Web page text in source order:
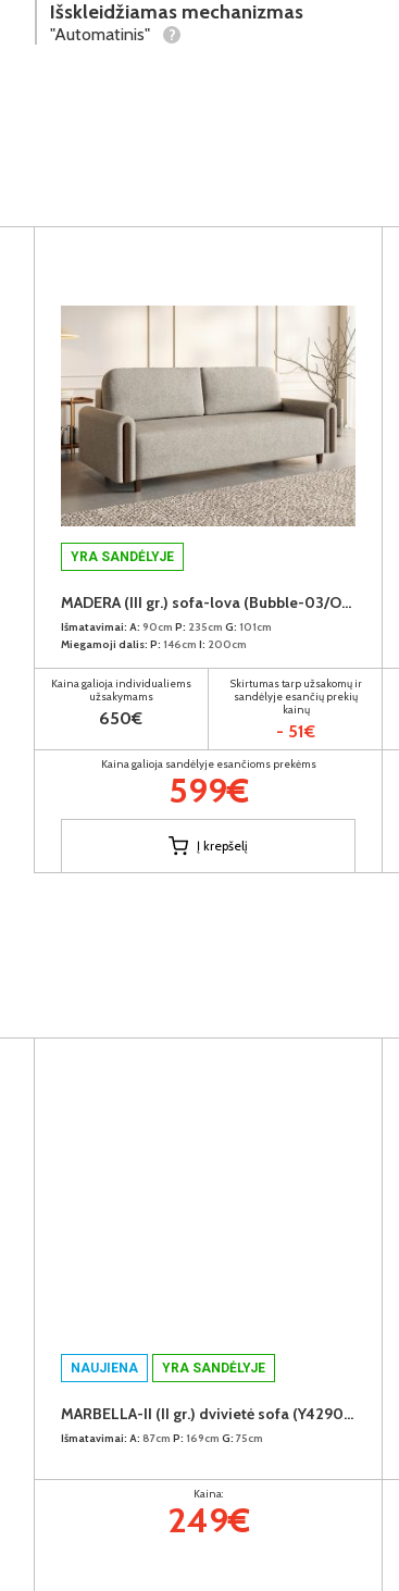
Išskleidžiamas mechanizmas
"Automatinis" ?
YRA SANDĖLYJE
MADERA (III gr.) sofa-lova (Bubble-03/Orzech)
Išmatavimai: A: 90cm P: 235cm G: 101cm
Miegamoji dalis: P: 146cm I: 200cm
Kaina galioja individualiems
užsakymams
650€
Skirtumas tarp užsakomų ir
sandėlyje esančių prekių
kainų
- 51€
Kaina galioja sandėlyje esančioms prekėms
599€
Į krepšelį
NAUJIENA YRA SANDĖLYJE
MARBELLA-II (II gr.) dvivietė sofa (Y429078 Rudas)
Išmatavimai: A: 87cm P: 169cm G: 75cm
Kaina:
249€